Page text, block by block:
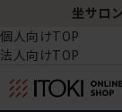
坐サロ
個人向けTOP
法人向けTOP